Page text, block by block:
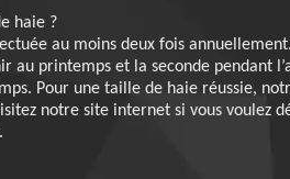
haie ?
au moins deux fois
printemps et la seconde pendant
Pour une taille de haie réussie,
notre site internet si vous voulez